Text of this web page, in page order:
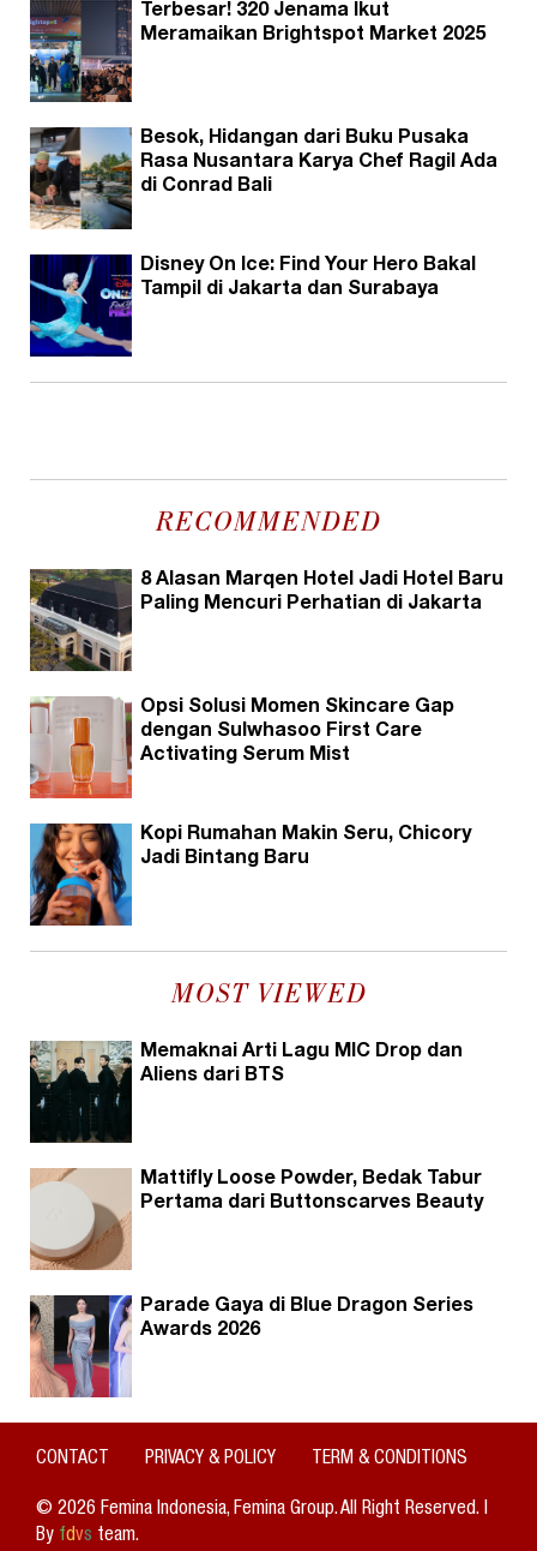
Terbesar! 320 Jenama Ikut
Meramaikan Brightspot Market 2025
Besok, Hidangan dari Buku Pusaka
Rasa Nusantara Karya Chef Ragil Ada
di Conrad Bali
Disney On Ice: Find Your Hero Bakal
Tampil di Jakarta dan Surabaya
RECOMMENDED
8 Alasan Marqen Hotel Jadi Hotel Baru
Paling Mencuri Perhatian di Jakarta
Opsi Solusi Momen Skincare Gap
dengan Sulwhasoo First Care
Activating Serum Mist
Kopi Rumahan Makin Seru, Chicory
Jadi Bintang Baru
MOST VIEWED
Memaknai Arti Lagu MIC Drop dan
Aliens dari BTS
Mattifly Loose Powder, Bedak Tabur
Pertama dari Buttonscarves Beauty
Parade Gaya di Blue Dragon Series
Awards 2026
CONTACT PRIVACY & POLICY TERM & CONDITIONS
© 2026 Femina Indonesia, Femina Group. All Right Reserved. |
By fdvs team.